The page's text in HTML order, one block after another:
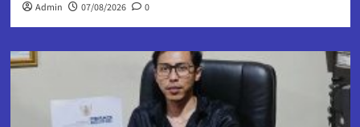
Admin 07/08/2026 0